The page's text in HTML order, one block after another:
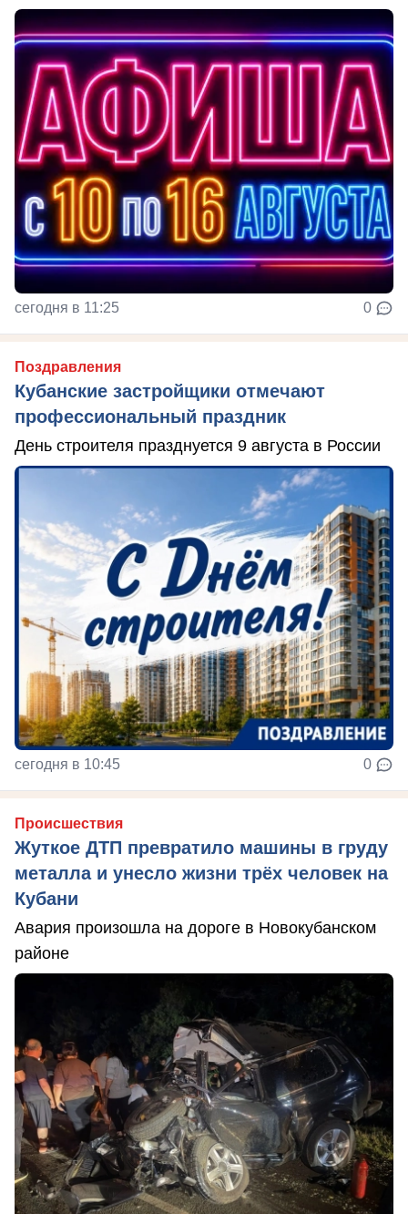
сегодня в 11:25 0
Поздравления
Кубанские застройщики отмечают
профессиональный праздник
День строителя празднуется 9 августа в России
сегодня в 10:45 0
Происшествия
Жуткое ДТП превратило машины в груду
металла и унесло жизни трёх человек на
Кубани
Авария произошла на дороге в Новокубанском
районе